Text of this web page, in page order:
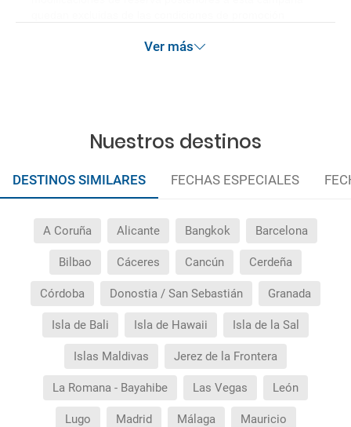
Ver más
Nuestros destinos
DESTINOS SIMILARES FECHAS ESPECIALES
A Coruña Alicante Bangkok Barcelona
Bilbao Cáceres Cancún Cerdeña
Córdoba Donostia / San Sebastián Granada
Isla de Bali Isla de Hawaii Isla de la Sal
Islas Maldivas Jerez de la Frontera
La Romana - Bayahibe Las Vegas León
Lugo Madrid Málaga Mauricio